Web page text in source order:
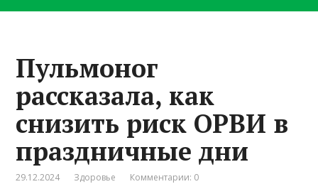
Пульмоног
рассказала, как
снизить риск ОРВИ в
праздничные дни
29.12.2024 Здоровье Комментарии: 0